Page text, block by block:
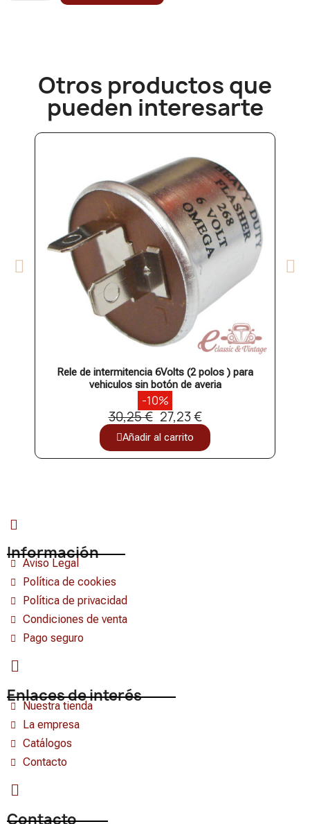
Otros productos que
pueden interesarte​
Rele de intermitencia 6Volts (2 polos ) para
vehiculos sin botón de averia
-10%
30,25 € 27,23 €
Añadir al carrito
Información
Aviso Legal
Política de cookies
Política de privacidad
Condiciones de venta
Pago seguro
Enlaces de interés
Nuestra tienda
La empresa
Catálogos
Contacto
Contacto